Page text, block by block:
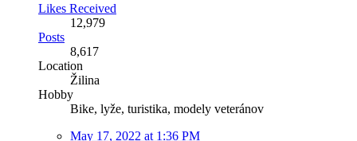
Likes Received
12,979
Posts
8,617
Location
Žilina
Hobby
Bike, lyže, turistika, modely veteránov
May 17, 2022 at 1:36 PM